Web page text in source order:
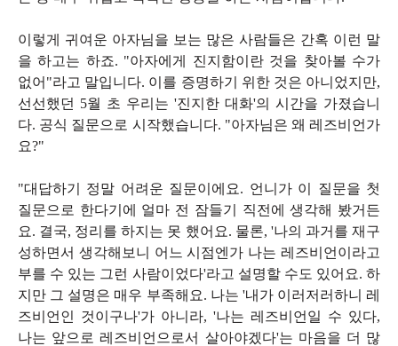
이렇게 귀여운 아자님을 보는 많은 사람들은 간혹 이런 말
을 하고는 하죠. "아자에게 진지함이란 것을 찾아볼 수가
없어"라고 말입니다. 이를 증명하기 위한 것은 아니었지만,
선선했던 5월 초 우리는 '진지한 대화'의 시간을 가졌습니
다. 공식 질문으로 시작했습니다. "아자님은 왜 레즈비언가
요?"
"대답하기 정말 어려운 질문이에요. 언니가 이 질문을 첫
질문으로 한다기에 얼마 전 잠들기 직전에 생각해 봤거든
요. 결국, 정리를 하지는 못 했어요. 물론, '나의 과거를 재구
성하면서 생각해보니 어느 시점엔가 나는 레즈비언이라고
부를 수 있는 그런 사람이었다'라고 설명할 수도 있어요. 하
지만 그 설명은 매우 부족해요. 나는 '내가 이러저러하니 레
즈비언인 것이구나'가 아니라, '나는 레즈비언일 수 있다,
나는 앞으로 레즈비언으로서 살아야겠다'는 마음을 더 많